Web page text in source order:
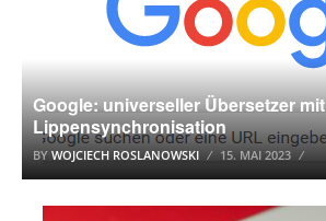
Google: universeller Übersetzer mit
Lippensynchronisation
BY WOJCIECH ROSLANOWSKI 15. MAI 2023